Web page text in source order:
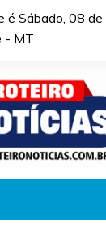
é Sábado, 08
- MT